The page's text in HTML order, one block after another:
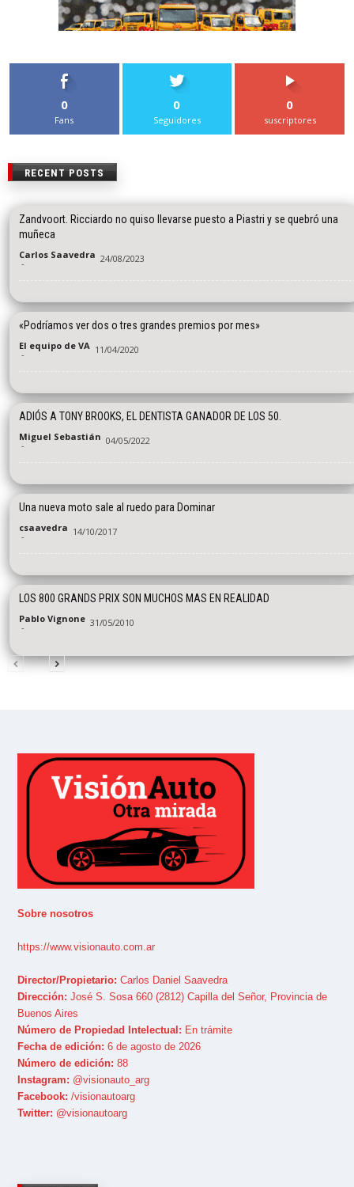
0
Fans
0
Seguidores
0
suscriptores
RECENT POSTS
Zandvoort. Ricciardo no quiso llevarse puesto a Piastri y se quebró una
muñeca
Carlos Saavedra
- 24/08/2023
«Podríamos ver dos o tres grandes premios por mes»
El equipo de VA
- 11/04/2020
ADIÓS A TONY BROOKS, EL DENTISTA GANADOR DE LOS 50.
Miguel Sebastián
- 04/05/2022
Una nueva moto sale al ruedo para Dominar
csaavedra
- 14/10/2017
LOS 800 GRANDS PRIX SON MUCHOS MAS EN REALIDAD
Pablo Vignone
- 31/05/2010
Sobre nosotros
https://www.visionauto.com.ar
Director/Propietario: Carlos Daniel Saavedra
Dirección: José S. Sosa 660 (2812) Capilla del Señor, Provincia de
Buenos Aires
Número de Propiedad Intelectual: En trámite
Fecha de edición: 6 de agosto de 2026
Número de edición: 88
Instagram: @visionauto_arg
Facebook: /visionautoarg
Twitter: @visionautoarg